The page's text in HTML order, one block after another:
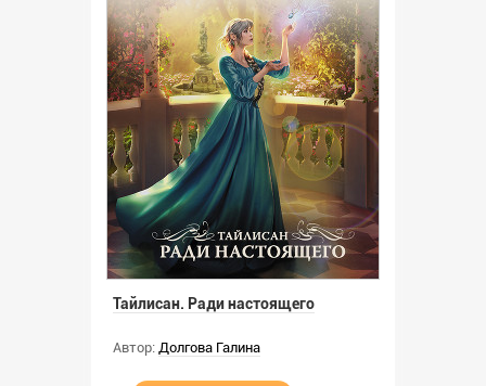
Тайлисан. Ради настоящего
Автор: Долгова Галина